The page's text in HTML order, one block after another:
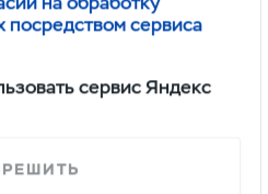
сервиса
сервис Яндекс